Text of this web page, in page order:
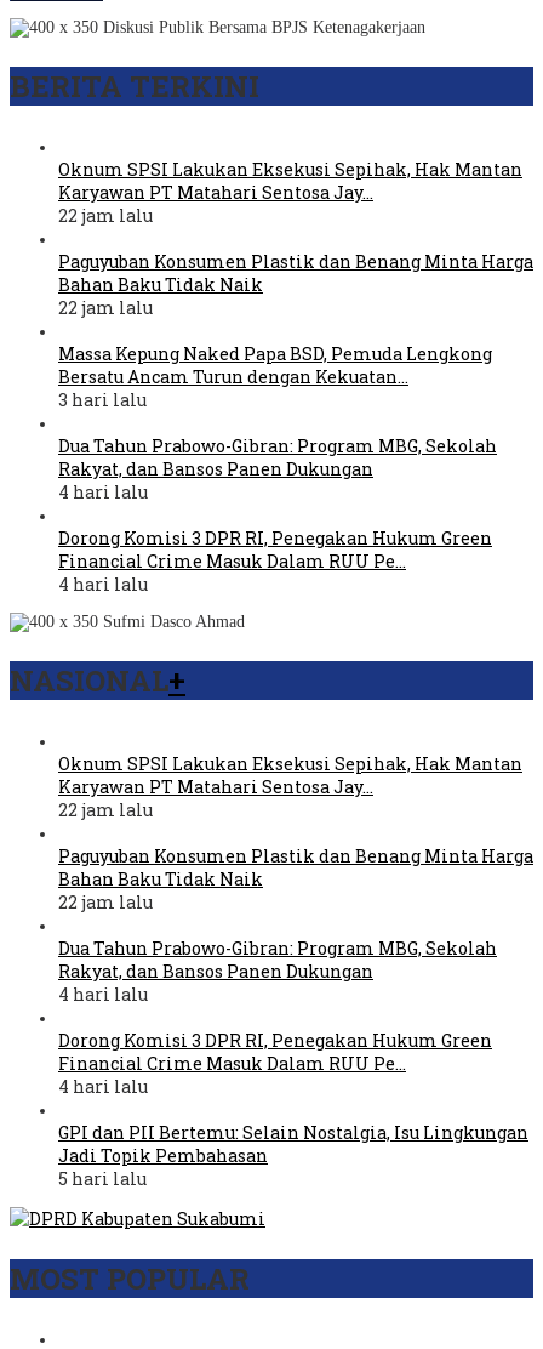
BERITA TERKINI
Oknum SPSI Lakukan Eksekusi Sepihak, Hak Mantan
Karyawan PT Matahari Sentosa Jay…
22 jam lalu
Paguyuban Konsumen Plastik dan Benang Minta Harga
Bahan Baku Tidak Naik
22 jam lalu
Massa Kepung Naked Papa BSD, Pemuda Lengkong
Bersatu Ancam Turun dengan Kekuatan…
3 hari lalu
Dua Tahun Prabowo-Gibran: Program MBG, Sekolah
Rakyat, dan Bansos Panen Dukungan
4 hari lalu
Dorong Komisi 3 DPR RI, Penegakan Hukum Green
Financial Crime Masuk Dalam RUU Pe…
4 hari lalu
NASIONAL+
Oknum SPSI Lakukan Eksekusi Sepihak, Hak Mantan
Karyawan PT Matahari Sentosa Jay…
22 jam lalu
Paguyuban Konsumen Plastik dan Benang Minta Harga
Bahan Baku Tidak Naik
22 jam lalu
Dua Tahun Prabowo-Gibran: Program MBG, Sekolah
Rakyat, dan Bansos Panen Dukungan
4 hari lalu
Dorong Komisi 3 DPR RI, Penegakan Hukum Green
Financial Crime Masuk Dalam RUU Pe…
4 hari lalu
GPI dan PII Bertemu: Selain Nostalgia, Isu Lingkungan
Jadi Topik Pembahasan
5 hari lalu
MOST POPULAR